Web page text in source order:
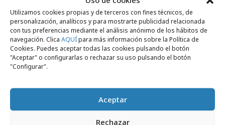
Utilizamos cookies propias y de terceros con fines técnicos, de
personalización, analíticos y para mostrarte publicidad relacionada
con tus preferencias mediante el análisis anónimo de los hábitos de
navegación. Clica AQUÍpara más información sobre la Política de
Cookies. Puedes aceptar todas las cookies pulsando el botón
"Aceptar" o configurarlas o rechazar su uso pulsando el botón
"Configurar".
Aceptar
Rechazar